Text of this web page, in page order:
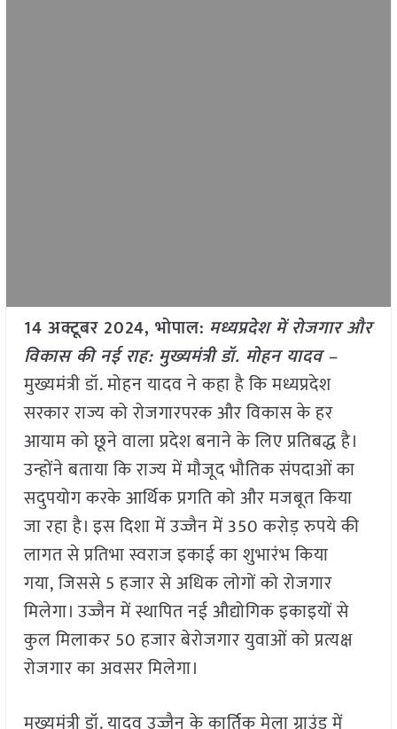
14 अक्टूबर 2024, भोपाल: मध्यप्रदेश में रोजगार और
विकास की नई राह: मुख्यमंत्री डॉ. मोहन यादव –
मुख्यमंत्री डॉ. मोहन यादव ने कहा है कि मध्यप्रदेश
सरकार राज्य को रोजगारपरक और विकास के हर
आयाम को छूने वाला प्रदेश बनाने के लिए प्रतिबद्ध है।
उन्होंने बताया कि राज्य में मौजूद भौतिक संपदाओं का
सदुपयोग करके आर्थिक प्रगति को और मजबूत किया
जा रहा है। इस दिशा में उज्जैन में 350 करोड़ रुपये की
लागत से प्रतिभा स्वराज इकाई का शुभारंभ किया
गया, जिससे 5 हजार से अधिक लोगों को रोजगार
मिलेगा। उज्जैन में स्थापित नई औद्योगिक इकाइयों से
कुल मिलाकर 50 हजार बेरोजगार युवाओं को प्रत्यक्ष
रोजगार का अवसर मिलेगा।